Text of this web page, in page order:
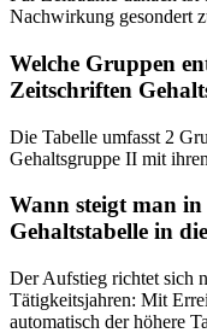
Nachwirkung gesondert
Welche Gruppen
Zeitschriften
Die Tabelle umfasst 2
Gehaltsgruppe II mit
Wann steigt man
Gehaltstabelle in
Der Aufstieg richtet sich
Tätigkeitsjahren: Mit
automatisch der höhere